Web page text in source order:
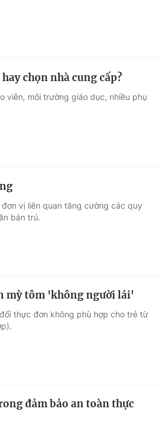
chọn nhà cung cấp?
viên, môi trường giáo dục, nhiều phụ
vị liên quan tăng cường các quy
bán trú.
mỳ tôm 'không người lái'
thực đơn không phù hợp cho trẻ từ
đảm bảo an toàn thực